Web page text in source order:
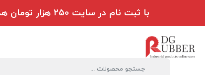
با ثبت نام در سایت 250 هزار تومان هدیه دریافت کنید